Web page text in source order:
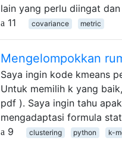
lain yang perlu diingat
11
covariance metric
Mengelompokkan
Saya ingin kode kmeans
Untuk memilih k yang
pdf ). Saya ingin tahu
mengadaptasi formula
9
clustering python k-